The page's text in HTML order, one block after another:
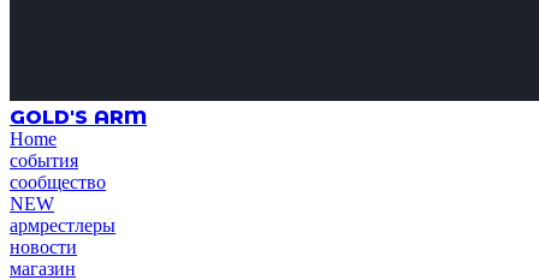
GOLD'S ARM
Home
события
сообщество
NEW
армрестлеры
новости
магазин